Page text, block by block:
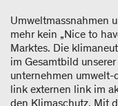
Umweltmassnahmen
mehr kein „Nice to
Marktes. Die
im Gesamtbild
unternehmen
link externen link im
den Klimaschutz. Mit